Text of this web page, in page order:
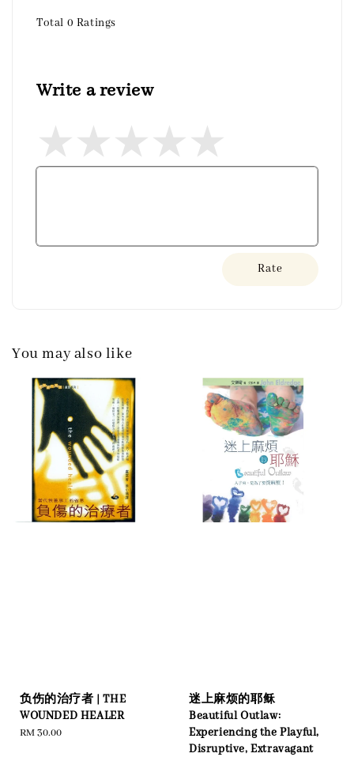
Total 0 Ratings
Write a review
Rate
You may also like
负伤的治疗者 | THE
WOUNDED HEALER
Regular
RM 30.00
迷上麻烦的耶稣
Beautiful Outlaw:
Experiencing the Playful,
Disruptive, Extravagant